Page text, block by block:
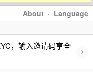
About · Language
，输入邀请码享全
›